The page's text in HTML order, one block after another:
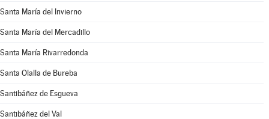
Santa María del Invierno
Santa María del Mercadillo
Santa María Rivarredonda
Santa Olalla de Bureba
Santibáñez de Esgueva
Santibáñez del Val